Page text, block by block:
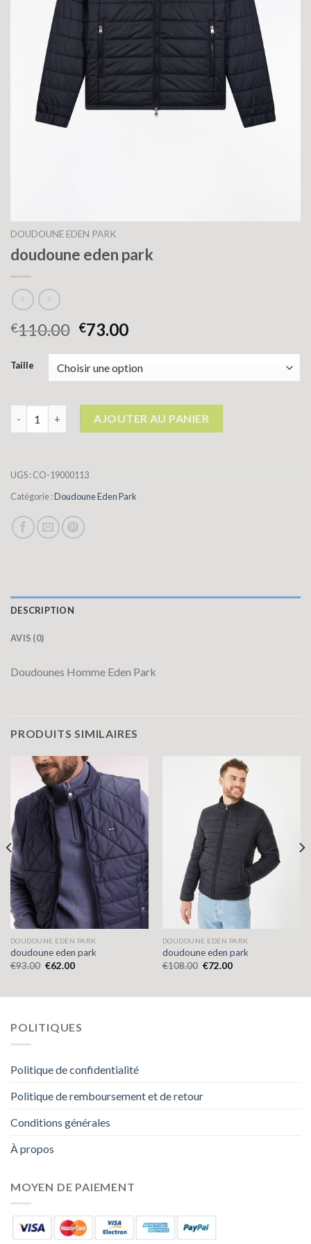
DOUDOUNE EDEN PARK
doudoune eden park
€110.00 €73.00
Taille
quantité de doudoune eden park
AJOUTER AU PANIER
UGS :CO-19000113
Catégorie :Doudoune Eden Park
DESCRIPTION
AVIS (0)
Doudounes Homme Eden Park
PRODUITS SIMILAIRES
DOUDOUNE EDEN PARK
doudoune eden park
€93.00 €62.00
DOUDOUNE EDEN PARK
doudoune eden park
€108.00 €72.00
POLITIQUES
Politique de confidentialité
Politique de remboursement et de retour
Conditions générales
À propos
MOYEN DE PAIEMENT